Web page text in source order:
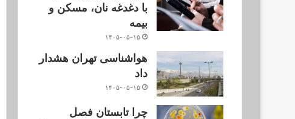
با دغدغه نان، مسکن و
بیمه
۱۴۰۵-۰۵-۱۵
هواشناسی تهران هشدار
داد
۱۴۰۵-۰۵-۱۵
چرا تابستان فصل